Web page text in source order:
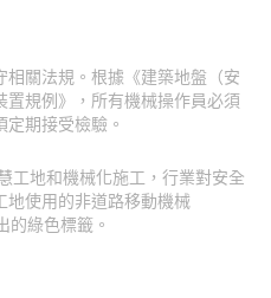
關法規。根據《建築地盤（安
置規例》，所有機械操作員必須
期接受檢驗。
工地和機械化施工，行業對安全
地使用的非道路移動機械
的綠色標籤。